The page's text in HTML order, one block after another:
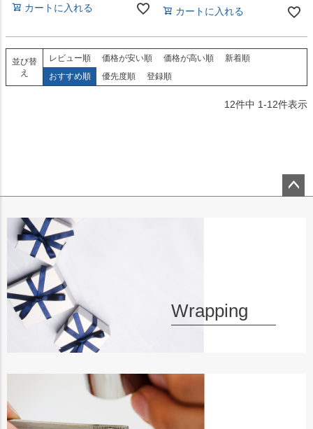
カートに入れる カートに入れる
並び替
え
レビュー順 価格が安い順 価格が高い順
新着順
おすすめ順
優先度順 登録順
12件中 1-12件表示
Wrapping